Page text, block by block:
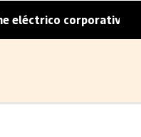
corporativo |